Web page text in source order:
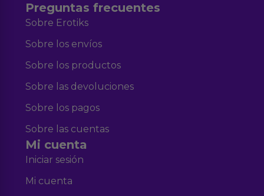
Preguntas frecuentes
Sobre Erotiks
Sobre los envíos
Sobre los productos
Sobre las devoluciones
Sobre los pagos
Sobre las cuentas
Mi cuenta
Iniciar sesión
Mi cuenta